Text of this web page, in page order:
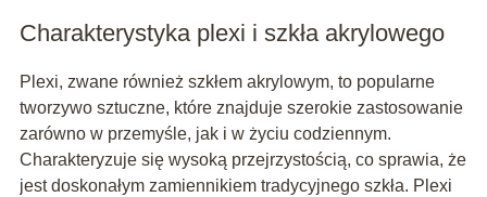
Charakterystyka plexi i szkła akrylowego
Plexi, zwane również szkłem akrylowym, to popularne
tworzywo sztuczne, które znajduje szerokie zastosowanie
zarówno w przemyśle, jak i w życiu codziennym.
Charakteryzuje się wysoką przejrzystością, co sprawia, że
jest doskonałym zamiennikiem tradycyjnego szkła. Plexi